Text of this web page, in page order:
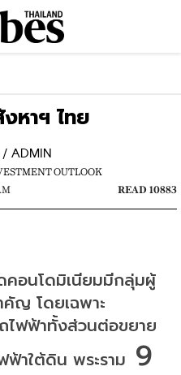
หาฯ ไทย
/ ADMIN
OUTLOOK
READ 10883
คอนโดมิเนียมมีกลุ่มผู้
คัญ โดยเฉพาะ
ไฟฟ้าทั้งส่วนต่อขยาย
ฟ้าใต้ดิน พระราม